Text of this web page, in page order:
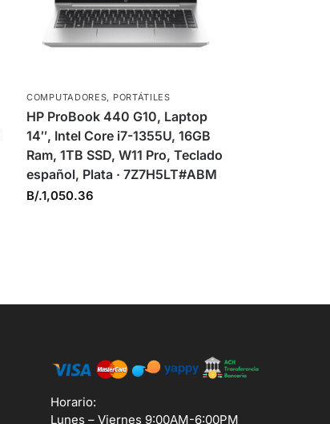
COMPUTADORES PORTÁTILES
HP ProBook 440 G10, Laptop
14″, Intel Core i7-1355U, 16GB
Ram, 1TB SSD, W11 Pro, Teclado
español, Plata · 7Z7H5LT#ABM
B/.1,050.36
Horario:
Lunes – Viernes 9:00AM-6:00PM